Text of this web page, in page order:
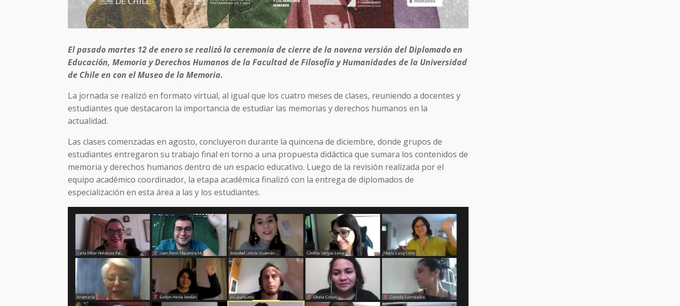
El pasado martes 12 de enero se realizó la ceremonia de cierre de la novena versión del Diplomado en
Educación, Memoria y Derechos Humanos de la Facultad de Filosofía y Humanidades de la Universidad
de Chile en con el Museo de la Memoria.
La jornada se realizó en formato virtual, al igual que los cuatro meses de clases, reuniendo a docentes y
estudiantes que destacaron la importancia de estudiar las memorias y derechos humanos en la
actualidad.
Las clases comenzadas en agosto, concluyeron durante la quincena de diciembre, donde grupos de
estudiantes entregaron su trabajo final en torno a una propuesta didáctica que sumara los contenidos de
memoria y derechos humanos dentro de un espacio educativo. Luego de la revisión realizada por el
equipo académico coordinador, la etapa académica finalizó con la entrega de diplomados de
especialización en esta área a las y los estudiantes.